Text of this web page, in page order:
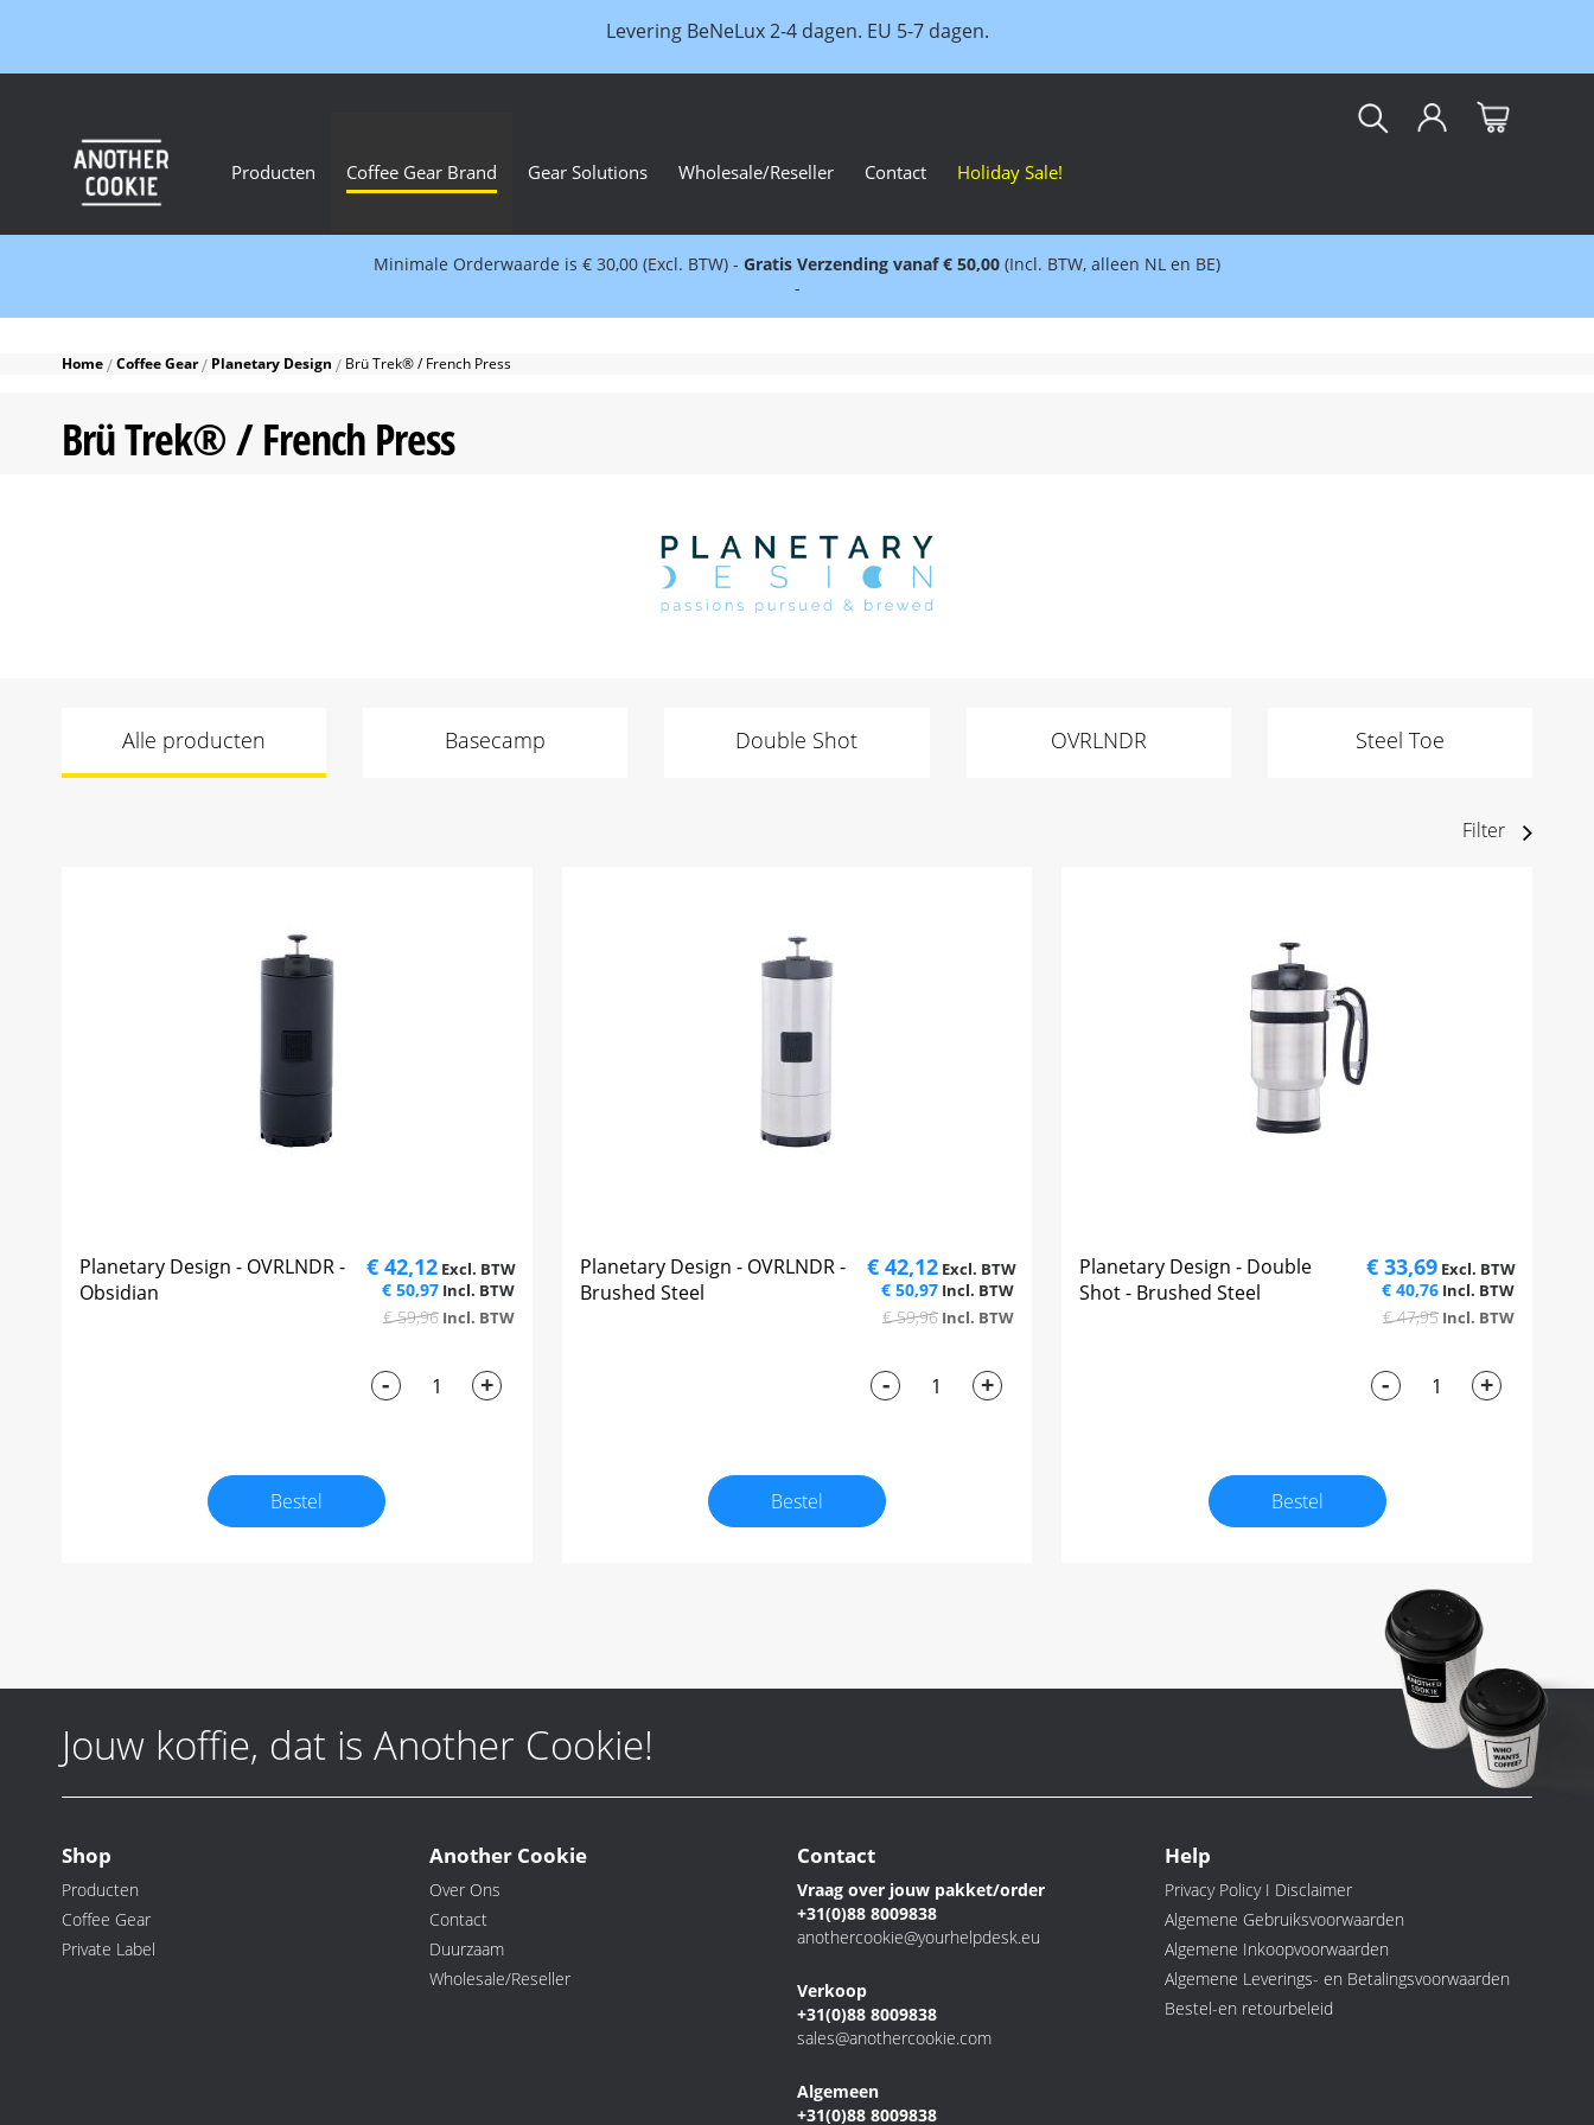
Levering BeNeLux 2-4 dagen. EU 5-7 dagen.
Producten Coffee Gear Brand Gear Solutions Wholesale/Reseller Contact Holiday Sale!
Minimale Orderwaarde is € 30,00 (Excl. BTW) - Gratis Verzending vanaf € 50,00 (Incl. BTW, alleen NL en BE)
-
Home Coffee Gear Planetary Design Brü Trek® / French Press
Brü Trek® / French Press
Alle producten Basecamp Double Shot OVRLNDR Steel Toe
Filter
Planetary Design - OVRLNDR -
Obsidian
€ 42,12
€ 50,97
€ 59,96
- +
Bestel
Planetary Design - OVRLNDR -
Brushed Steel
€ 42,12
€ 50,97
€ 59,96
- +
Bestel
Planetary Design - Double
Shot - Brushed Steel
€ 33,69
€ 40,76
€ 47,95
- +
Bestel
Jouw koffie, dat is Another Cookie!
Shop
Producten
Coffee Gear
Private Label
Another Cookie
Over Ons
Contact
Duurzaam
Wholesale/Reseller
Contact
Vraag over jouw pakket/order
+31(0)88 8009838
anothercookie@yourhelpdesk.eu
Verkoop
+31(0)88 8009838
sales@anothercookie.com
Algemeen
+31(0)88 8009838
Help
Privacy Policy I Disclaimer
Algemene Gebruiksvoorwaarden
Algemene Inkoopvoorwaarden
Algemene Leverings- en Betalingsvoorwaarden
Bestel-en retourbeleid